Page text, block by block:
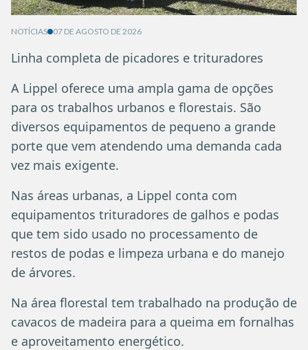
NOTÍCIAS 07 DE AGOSTO DE 2026
Linha completa de picadores e trituradores
A Lippel oferece uma ampla gama de opções
para os trabalhos urbanos e florestais. São
diversos equipamentos de pequeno a grande
porte que vem atendendo uma demanda cada
vez mais exigente.
Nas áreas urbanas, a Lippel conta com
equipamentos trituradores de galhos e podas
que tem sido usado no processamento de
restos de podas e limpeza urbana e do manejo
de árvores.
Na área florestal tem trabalhado na produção de
cavacos de madeira para a queima em fornalhas
e aproveitamento energético.